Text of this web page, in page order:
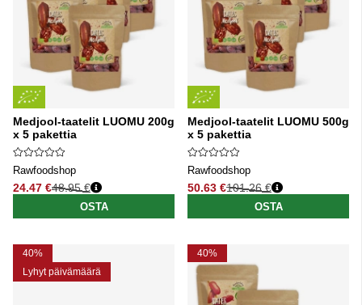
Medjool-taatelit LUOMU 200g
x 5 pakettia
Rawfoodshop
24.47 €
Normaali hinta
48.95 €
OSTA
Medjool-taatelit LUOMU 500g
x 5 pakettia
Rawfoodshop
50.63 €
Normaali hinta
101.26 €
OSTA
40%
Lyhyt päivämäärä
40%